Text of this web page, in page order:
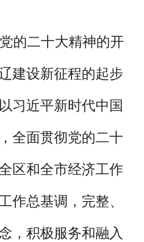
的二十大精神的开
建设新征程的起步
习近平新时代中国
全面贯彻党的二十
区和全市经济工作
作总基调，完整、
，积极服务和融入